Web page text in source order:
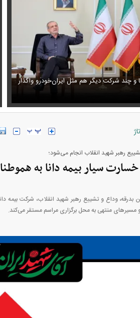
و چند شرکت دیگر هم مثل ایران‌خودرو واگذار
نوه ناصرالدین شاه در لباس دامادی
رهبر شهید انقلاب انجام می‌شود؛
سیار بیمه دانا به
بدرقه، وداع و تشییع رهبر شهید انقلاب، شرکت
مسیر‌های منتهی به محل برگزاری مراسم مستقر می‌کند.
ارز‌ها + جدول قیمت خودرو‌های ایران خودرو
کارنامه مردود محسن پاک‌ نژاد؛ از
درآمد ارزی تا بازی با عزل و